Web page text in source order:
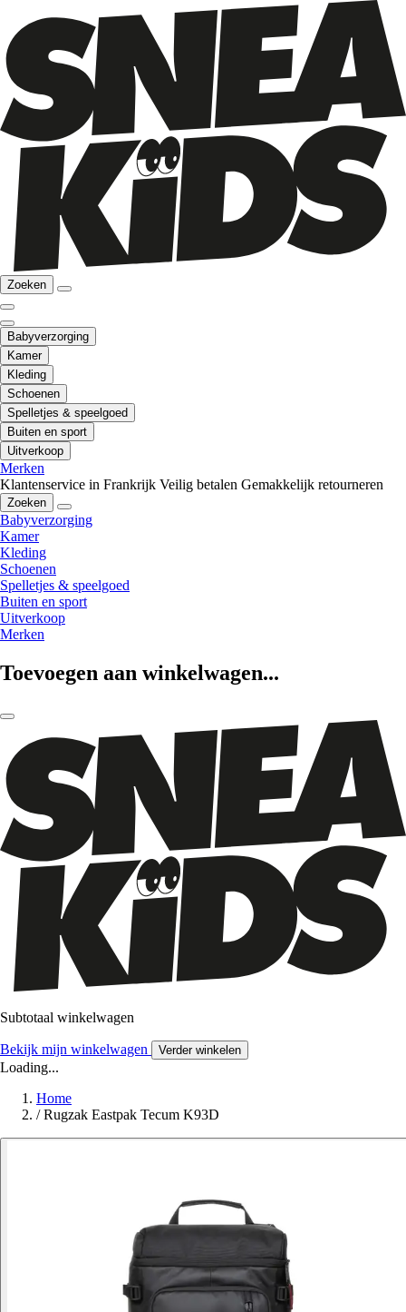
Zoeken
Babyverzorging
Kamer
Kleding
Schoenen
Spelletjes & speelgoed
Buiten en sport
Uitverkoop
Merken
Klantenservice in Frankrijk Veilig betalen Gemakkelijk retourneren
Zoeken
Babyverzorging
Kamer
Kleding
Schoenen
Spelletjes & speelgoed
Buiten en sport
Uitverkoop
Merken
Toevoegen aan winkelwagen...
Subtotaal winkelwagen
Bekijk mijn winkelwagen Verder winkelen
Loading...
Home
/ Rugzak Eastpak Tecum K93D